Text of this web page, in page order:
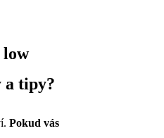
low
a tipy?
Pokud vás